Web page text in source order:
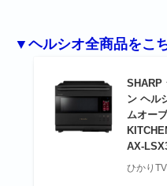
▼ヘルシオ全商品をこ
SHARP
ン ヘル
ムオー
AX-
ひかり